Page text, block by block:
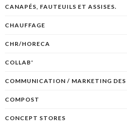
CANAPÉS, FAUTEUILS ET ASSISES.
CHAUFFAGE
CHR/HORECA
COLLAB'
COMMUNICATION / MARKETING DES
COMPOST
CONCEPT STORES